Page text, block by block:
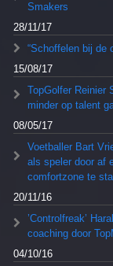
Smakers
28/11/17
“Schoffelen bij de
15/08/17
TopGolfer Reinier
minder op talent
08/05/17
Voetballer Bart
als speler door af
comfortzone te
20/11/16
’Controlfreak’
coaching door
04/10/16